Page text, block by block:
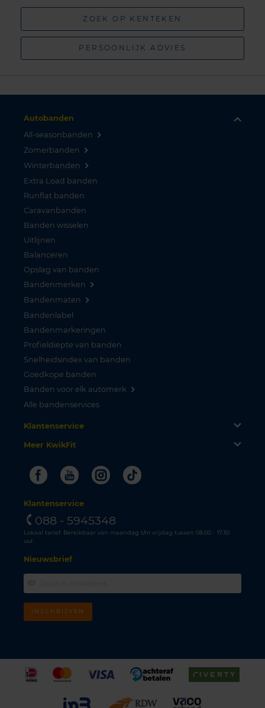
ZOEK OP KENTEKEN
PERSOONLIJK ADVIES
Autobanden
All-seasonbanden
Zomerbanden
Winterbanden
Extra Load banden
Runflat banden
Caravanbanden
Banden wisselen
Uitlijnen
Balanceren
Opslag van banden
Bandenmerken
Bandenmaten
Bandenlabel
Bandenmarkeringen
Profieldiepte van banden
Snelheidsindex van banden
Goedkope banden
Banden voor elk automerk
Alle bandenservices
Klantenservice
Meer KwikFit
FacebookYoutubeInstagram
Tiktok
Klantenservice
088 - 5945348
Lokaal tarief. Bereikbaar van maandag t/m vrijdag tussen 08.00 - 17.30
uur.
Nieuwsbrief
INSCHRIJVEN